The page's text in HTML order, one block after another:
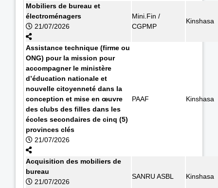
Mobiliers de bureau et
électroménagers
21/07/2026
Mini.Fin /
CGPMP
Kinshasa
Assistance technique (firme ou
ONG) pour la mission pour
accompagner le ministère
d’éducation nationale et
nouvelle citoyenneté dans la
conception et mise en œuvre
des clubs des filles dans les
écoles secondaires de cinq (5)
provinces clés
21/07/2026
PAAF Kinshasa
Acquisition des mobiliers de
bureau
21/07/2026
SANRU ASBL Kinshasa